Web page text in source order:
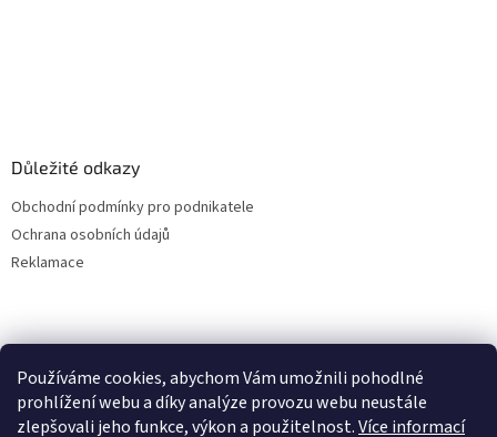
Používáme cookies, abychom Vám umožnili pohodlné
prohlížení webu a díky analýze provozu webu neustále
zlepšovali jeho funkce, výkon a použitelnost.Více informací
Důležité odkazy
Obchodní podmínky pro podnikatele
Ochrana osobních údajů
Reklamace